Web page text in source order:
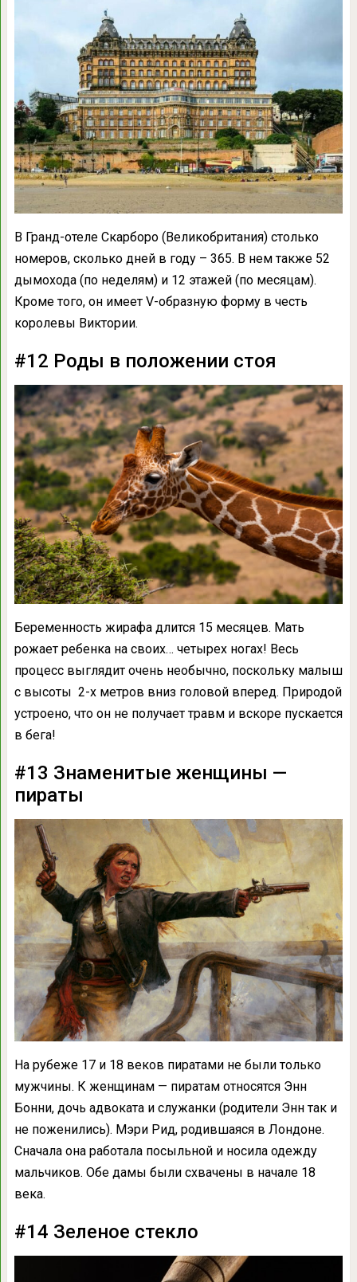
В Гранд-отеле Скарборо (Великобритания) столько
номеров, сколько дней в году – 365. В нем также 52
дымохода (по неделям) и 12 этажей (по месяцам).
Кроме того, он имеет V-образную форму в честь
королевы Виктории.
#12 Роды в положении стоя
Беременность жирафа длится 15 месяцев. Мать
рожает ребенка на своих… четырех ногах! Весь
процесс выглядит очень необычно, поскольку малыш
с высоты 2-х метров вниз головой вперед. Природой
устроено, что он не получает травм и вскоре пускается
в бега!
#13 Знаменитые женщины —
пираты
На рубеже 17 и 18 веков пиратами не были только
мужчины. К женщинам — пиратам относятся Энн
Бонни, дочь адвоката и служанки (родители Энн так и
не поженились). Мэри Рид, родившаяся в Лондоне.
Сначала она работала посыльной и носила одежду
мальчиков. Обе дамы были схвачены в начале 18
века.
#14 Зеленое стекло